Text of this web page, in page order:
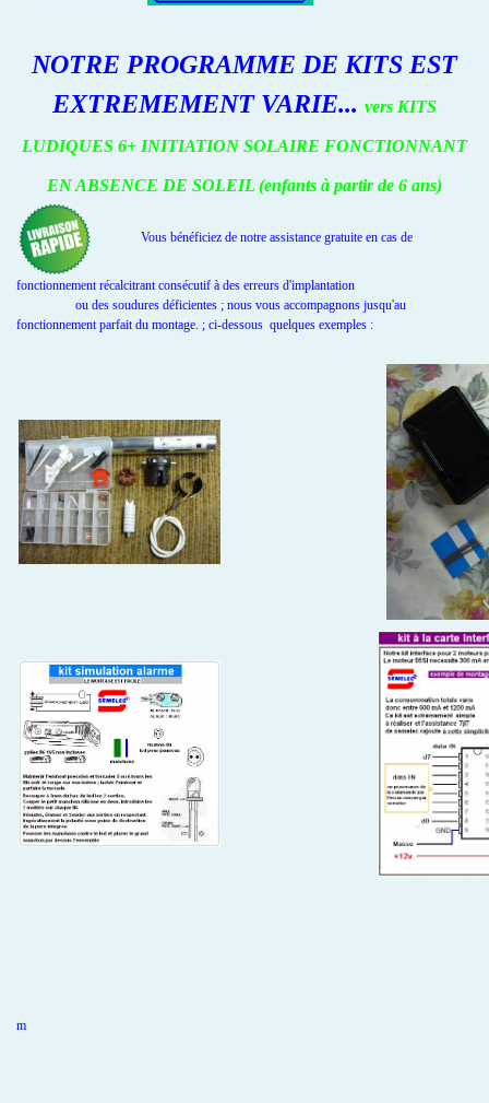
NOTRE PROGRAMME DE KITS EST
EXTREMEMENT VARIE... vers KITS
LUDIQUES 6+ INITIATION SOLAIRE FONCTIONNANT
EN ABSENCE DE SOLEIL (enfants à partir de 6 ans)
Vous bénéficiez de notre assistance gratuite en cas de
fonctionnement récalcitrant consécutif à des erreurs d'implantation
ou des soudures déficientes ; nous vous accompagnons jusqu'au
fonctionnement parfait du montage. ; ci-dessous quelques exemples :
m